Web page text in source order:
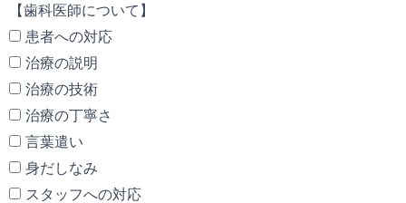
【歯科医師について】
患者への対応
治療の説明
治療の技術
治療の丁寧さ
言葉遣い
身だしなみ
スタッフへの対応